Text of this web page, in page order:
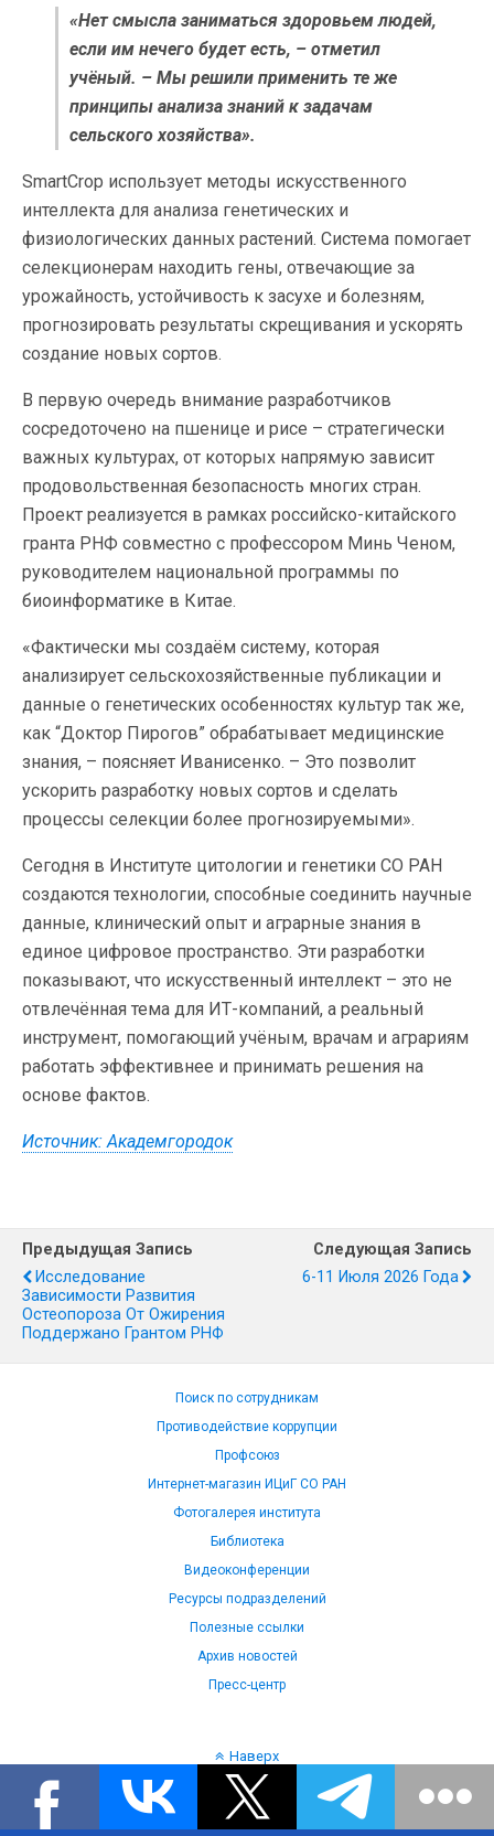
«Нет смысла заниматься здоровьем людей,
если им нечего будет есть, – отметил
учёный. – Мы решили применить те же
принципы анализа знаний к задачам
сельского хозяйства».
SmartCrop использует методы искусственного
интеллекта для анализа генетических и
физиологических данных растений. Система помогает
селекционерам находить гены, отвечающие за
урожайность, устойчивость к засухе и болезням,
прогнозировать результаты скрещивания и ускорять
создание новых сортов.
В первую очередь внимание разработчиков
сосредоточено на пшенице и рисе – стратегически
важных культурах, от которых напрямую зависит
продовольственная безопасность многих стран.
Проект реализуется в рамках российско-китайского
гранта РНФ совместно с профессором Минь Ченом,
руководителем национальной программы по
биоинформатике в Китае.
«Фактически мы создаём систему, которая
анализирует сельскохозяйственные публикации и
данные о генетических особенностях культур так же,
как “Доктор Пирогов” обрабатывает медицинские
знания, – поясняет Иванисенко. – Это позволит
ускорить разработку новых сортов и сделать
процессы селекции более прогнозируемыми».
Сегодня в Институте цитологии и генетики СО РАН
создаются технологии, способные соединить научные
данные, клинический опыт и аграрные знания в
единое цифровое пространство. Эти разработки
показывают, что искусственный интеллект – это не
отвлечённая тема для ИТ-компаний, а реальный
инструмент, помогающий учёным, врачам и аграриям
работать эффективнее и принимать решения на
основе фактов.
Источник: Академгородок
Предыдущая Запись
Исследование
Зависимости Развития
Остеопороза От Ожирения
Поддержано Грантом РНФ
Следующая Запись
6-11 Июля 2026 Года
Поиск по сотрудникам
Противодействие коррупции
Профсоюз
Интернет-магазин ИЦиГ СО РАН
Фотогалерея института
Библиотека
Видеоконференции
Ресурсы подразделений
Полезные ссылки
Архив новостей
Пресс-центр
Наверх